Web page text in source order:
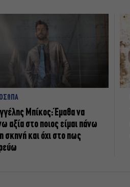
Μπίκος: Έμαθα να
αξία στο ποιος είμαι πάνω
σκηνή και όχι στο πως